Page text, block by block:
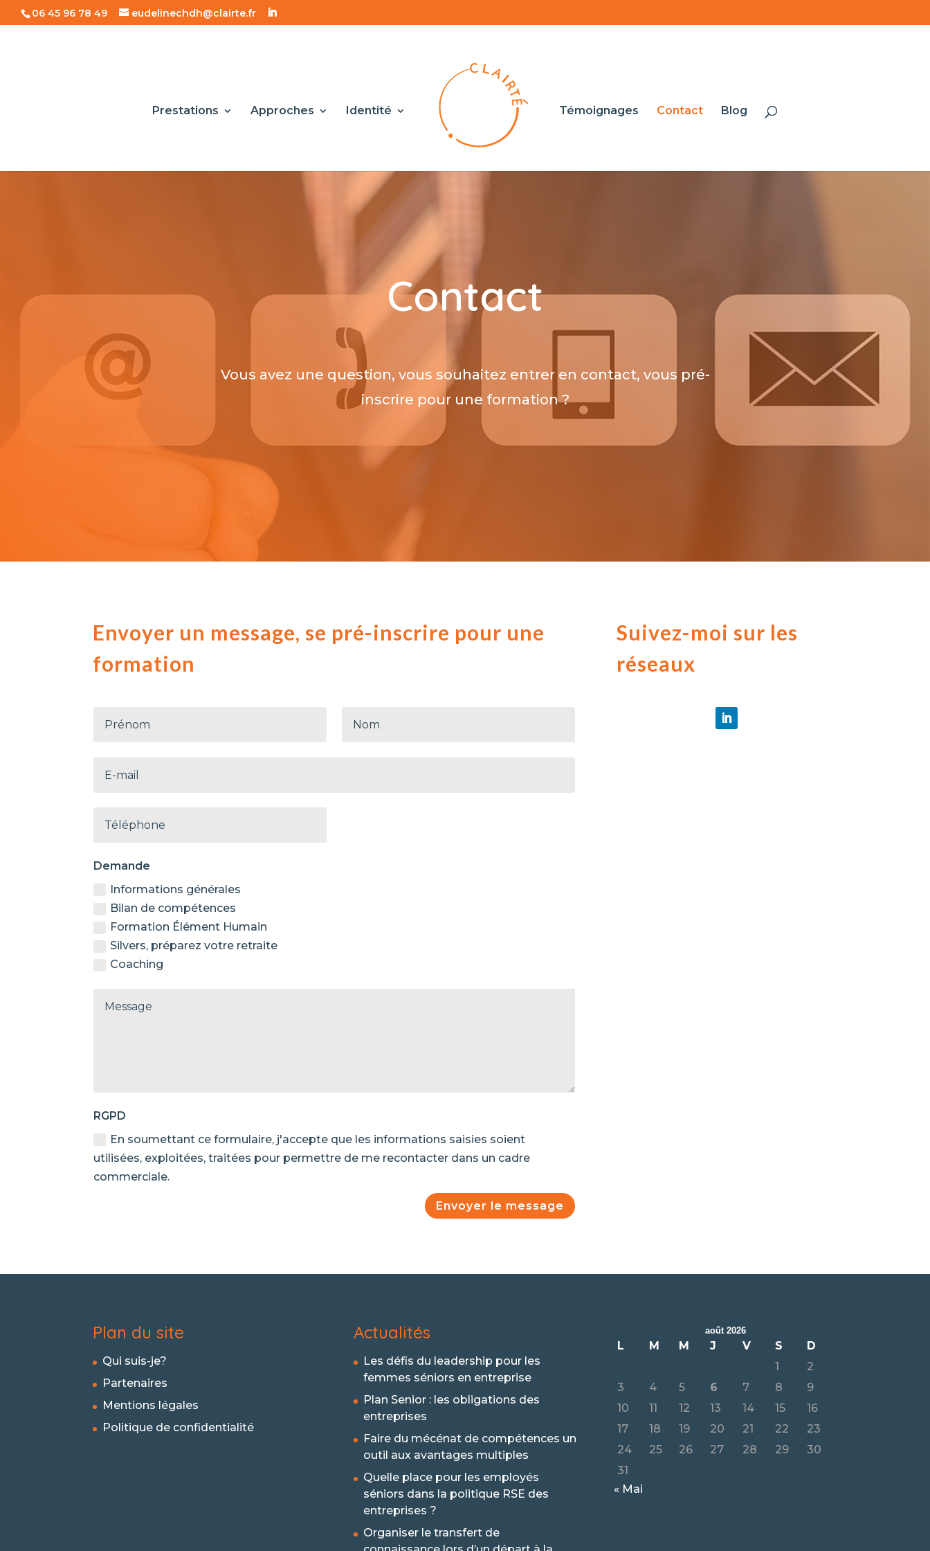
06 45 96 78 49 eudelinechdh@clairte.fr
Prestations Approches Identité Témoignages Contact Blog
Contact
Vous avez une question, vous souhaitez entrer en contact, vous pré-
inscrire pour une formation ?
Envoyer un message, se pré-inscrire pour une
formation
Demande
Informations générales
Bilan de compétences
Formation Élément Humain
Silvers, préparez votre retraite
Coaching
RGPD
En soumettant ce formulaire, j'accepte que les informations saisies soient
utilisées, exploitées, traitées pour permettre de me recontacter dans un cadre
commerciale.
Envoyer le message
Suivez-moi sur les
réseaux
Plan du site
Qui suis-je?
Partenaires
Mentions légales
Politique de confidentialité
Actualités
Les défis du leadership pour les
femmes séniors en entreprise
Plan Senior : les obligations des
entreprises
Faire du mécénat de compétences un
outil aux avantages multiples
Quelle place pour les employés
séniors dans la politique RSE des
entreprises ?
Organiser le transfert de
août 2026
L M M J V S
D
1
2
3
4 5 6 7 8
9
10
11 12 13 14 15
16
17
18 19 20 21 22
23
24
25 26 27 28 29
30
31
« Mai